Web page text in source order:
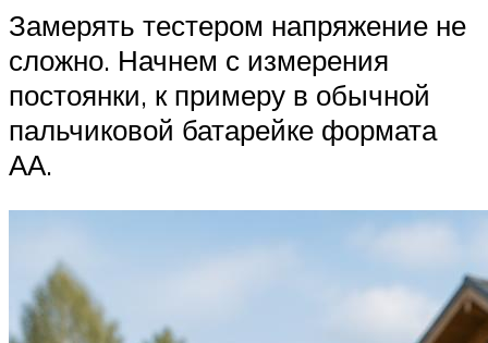
Замерять тестером напряжение не
сложно. Начнем с измерения
постоянки, к примеру в обычной
пальчиковой батарейке формата
АА.